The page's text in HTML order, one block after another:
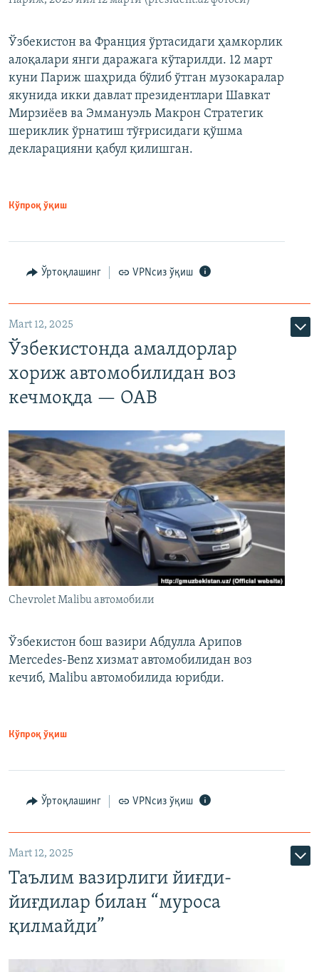
Ўзбекистон ва Франция ўртасидаги ҳамкорлик
алоқалари янги даражага кўтарилди. 12 март
куни Париж шаҳрида бўлиб ўтган музокаралар
якунида икки давлат президентлари Шавкат
Мирзиёев ва Эммануэль Макрон Стратегик
шериклик ўрнатиш тўғрисидаги қўшма
декларацияни қабул қилишган.
Кўпроқ ўқиш
Ўртоқлашинг VPNсиз ўқиш
Mart 12, 2025
Ўзбекистонда амалдорлар
хориж автомобилидан воз
кечмоқда — ОАВ
Chevrolet Malibu автомобили
Ўзбекистон бош вазири Абдулла Арипов
Mercedes-Benz хизмат автомобилидан воз
кечиб, Malibu автомобилида юрибди.
Кўпроқ ўқиш
Ўртоқлашинг VPNсиз ўқиш
Mart 12, 2025
Таълим вазирлиги йиғди-
йиғдилар билан “муроса
қилмайди”